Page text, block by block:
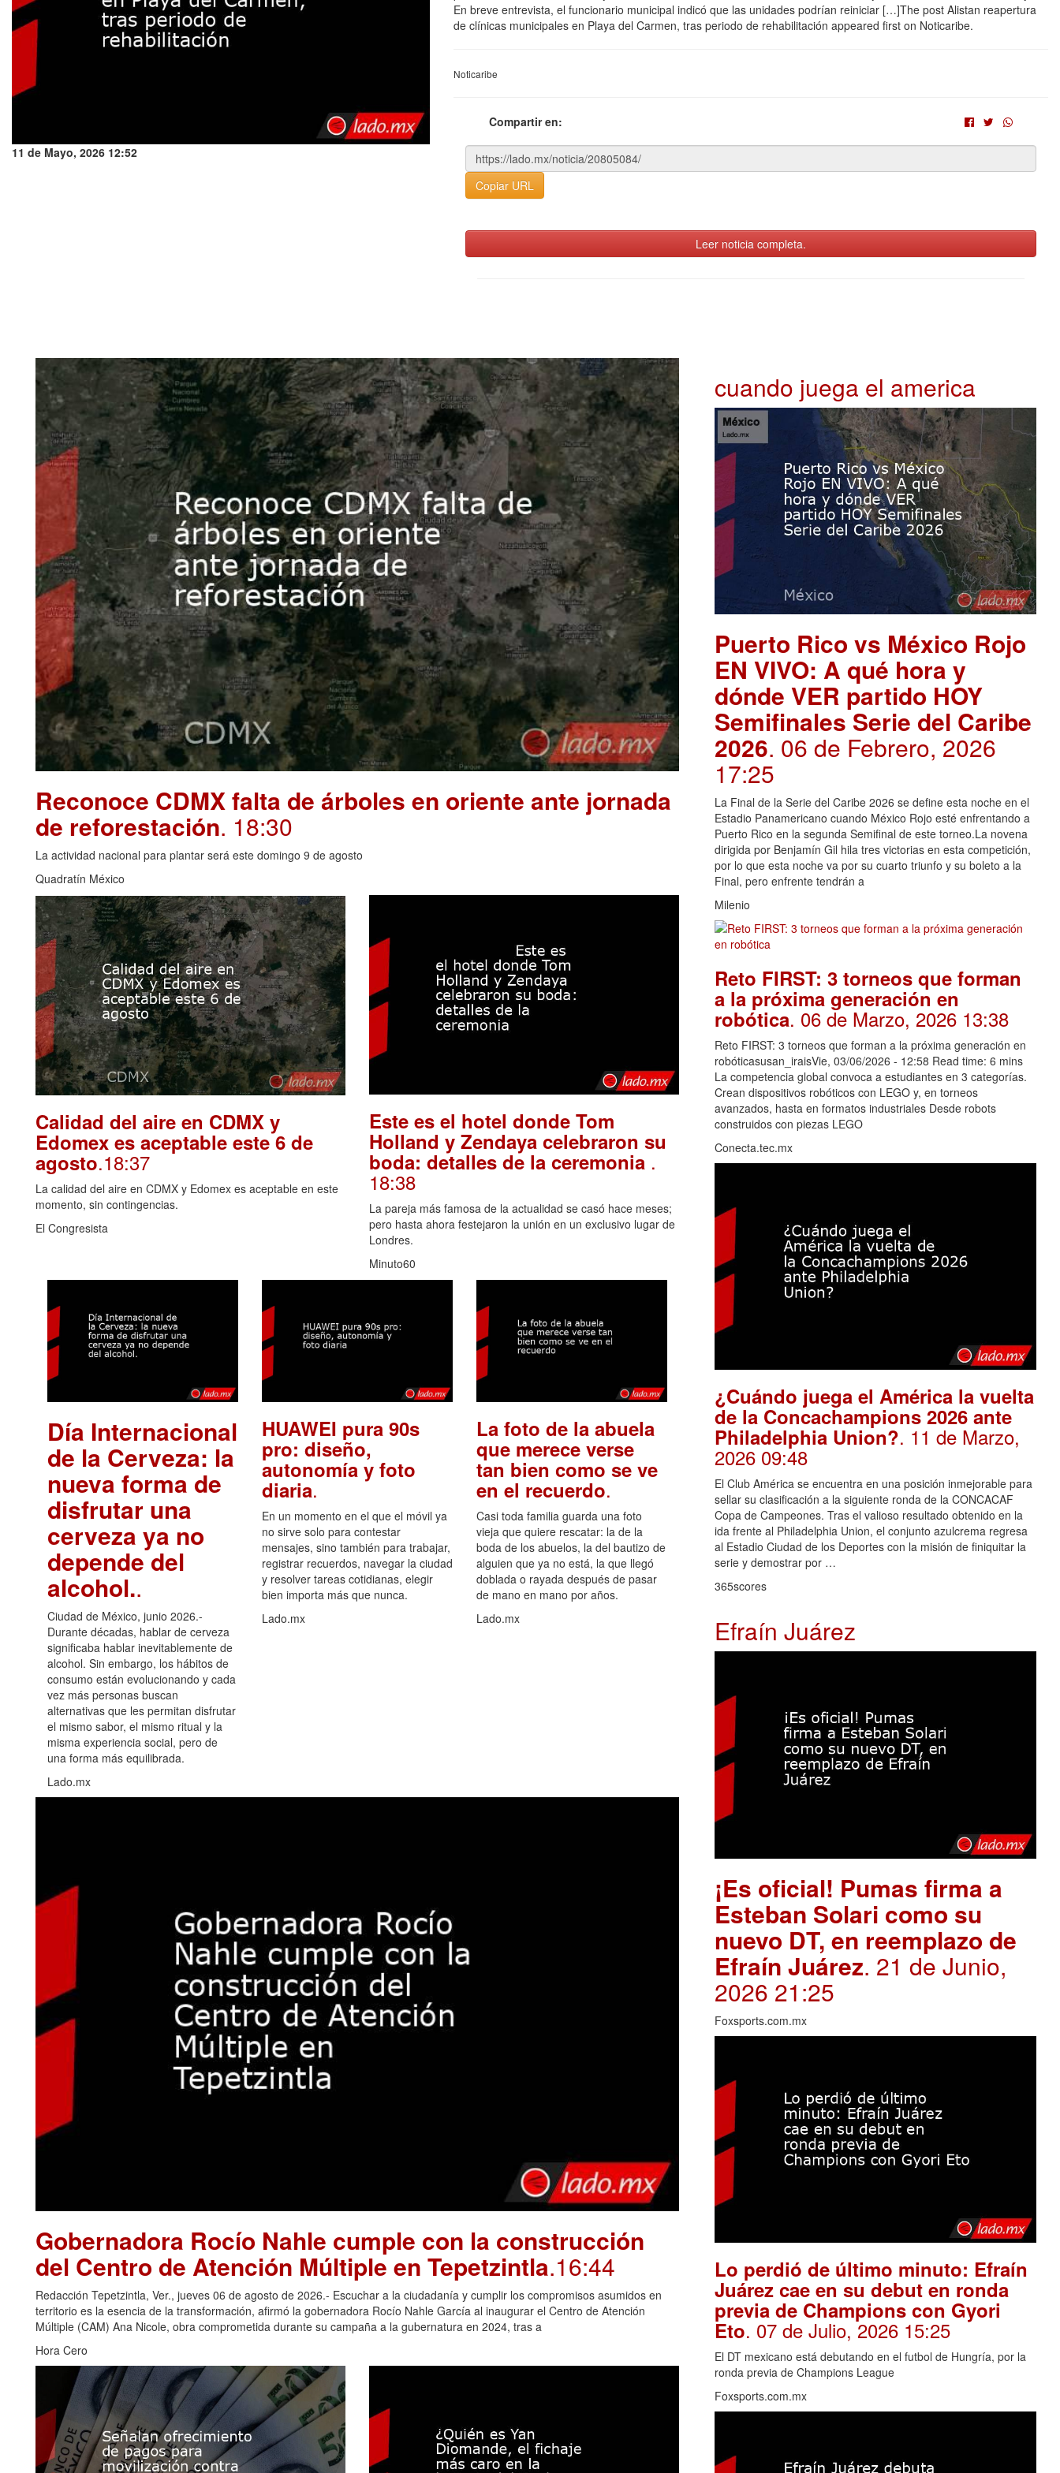
11 de Mayo, 2026 12:52
En breve entrevista, el funcionario municipal indicó que las unidades podrían reiniciar […]The post Alistan reapertura
de clínicas municipales en Playa del Carmen, tras periodo de rehabilitación appeared first on Noticaribe.
Noticaribe
Compartir en:
Copiar URL
Leer noticia completa.
Reconoce CDMX falta de árboles en oriente ante jornada
de reforestación. 18:30
La actividad nacional para plantar será este domingo 9 de agosto
Quadratín México
Calidad del aire en CDMX y
Edomex es aceptable este 6 de
agosto.18:37
La calidad del aire en CDMX y Edomex es aceptable en este
momento, sin contingencias.
El Congresista
Este es el hotel donde Tom
Holland y Zendaya celebraron su
boda: detalles de la ceremonia .
18:38
La pareja más famosa de la actualidad se casó hace meses;
pero hasta ahora festejaron la unión en un exclusivo lugar de
Londres.
Minuto60
Día Internacional
de la Cerveza: la
nueva forma de
disfrutar una
cerveza ya no
depende del
alcohol..
Ciudad de México, junio 2026.-
Durante décadas, hablar de cerveza
significaba hablar inevitablemente de
alcohol. Sin embargo, los hábitos de
consumo están evolucionando y cada
vez más personas buscan
alternativas que les permitan disfrutar
el mismo sabor, el mismo ritual y la
misma experiencia social, pero de
una forma más equilibrada.
Lado.mx
HUAWEI pura 90s
pro: diseño,
autonomía y foto
diaria.
En un momento en el que el móvil ya
no sirve solo para contestar
mensajes, sino también para trabajar,
registrar recuerdos, navegar la ciudad
y resolver tareas cotidianas, elegir
bien importa más que nunca.
Lado.mx
La foto de la abuela
que merece verse
tan bien como se ve
en el recuerdo.
Casi toda familia guarda una foto
vieja que quiere rescatar: la de la
boda de los abuelos, la del bautizo de
alguien que ya no está, la que llegó
doblada o rayada después de pasar
de mano en mano por años.
Lado.mx
Gobernadora Rocío Nahle cumple con la construcción
del Centro de Atención Múltiple en Tepetzintla.16:44
Redacción Tepetzintla, Ver., jueves 06 de agosto de 2026.- Escuchar a la ciudadanía y cumplir los compromisos asumidos en
territorio es la esencia de la transformación, afirmó la gobernadora Rocío Nahle García al inaugurar el Centro de Atención
Múltiple (CAM) Ana Nicole, obra comprometida durante su campaña a la gubernatura en 2024, tras a
Hora Cero
cuando juega el america
Puerto Rico vs México Rojo
EN VIVO: A qué hora y
dónde VER partido HOY
Semifinales Serie del Caribe
2026. 06 de Febrero, 2026
17:25
La Final de la Serie del Caribe 2026 se define esta noche en el
Estadio Panamericano cuando México Rojo esté enfrentando a
Puerto Rico en la segunda Semifinal de este torneo.La novena
dirigida por Benjamín Gil hila tres victorias en esta competición,
por lo que esta noche va por su cuarto triunfo y su boleto a la
Final, pero enfrente tendrán a
Milenio
Reto FIRST: 3 torneos que forman
a la próxima generación en
robótica. 06 de Marzo, 2026 13:38
Reto FIRST: 3 torneos que forman a la próxima generación en
robóticasusan_iraisVie, 03/06/2026 - 12:58 Read time: 6 mins
La competencia global convoca a estudiantes en 3 categorías.
Crean dispositivos robóticos con LEGO y, en torneos
avanzados, hasta en formatos industriales Desde robots
construidos con piezas LEGO
Conecta.tec.mx
¿Cuándo juega el América la vuelta
de la Concachampions 2026 ante
Philadelphia Union?. 11 de Marzo,
2026 09:48
El Club América se encuentra en una posición inmejorable para
sellar su clasificación a la siguiente ronda de la CONCACAF
Copa de Campeones. Tras el valioso resultado obtenido en la
ida frente al Philadelphia Union, el conjunto azulcrema regresa
al Estadio Ciudad de los Deportes con la misión de finiquitar la
serie y demostrar por …
365scores
Efraín Juárez
¡Es oficial! Pumas firma a
Esteban Solari como su
nuevo DT, en reemplazo de
Efraín Juárez. 21 de Junio,
2026 21:25
Foxsports.com.mx
Lo perdió de último minuto: Efraín
Juárez cae en su debut en ronda
previa de Champions con Gyori
Eto. 07 de Julio, 2026 15:25
El DT mexicano está debutando en el futbol de Hungría, por la
ronda previa de Champions League
Foxsports.com.mx